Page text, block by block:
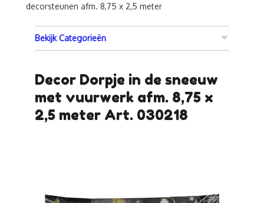
decorsteunen afm. 8,75 x 2,5 meter
Bekijk Categorieën
Decor Dorpje in de sneeuw
met vuurwerk afm. 8,75 x
2,5 meter Art. 030218